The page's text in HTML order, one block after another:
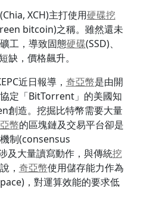
XCH)主打使用硬碟挖
bitcoin)之稱。雖然還未
工，導致固態硬碟(SSD)、
缺，價格飆升。
近日報導， 奇亞幣是由開
定「BitTorrent」的美國知
創造。挖掘比特幣需要大量
幣的區塊鏈及交易平台卻是
制(consensus
及大量讀寫動作，與傳統挖
， 奇亞幣使用儲存能力作為
，對運算效能的要求低